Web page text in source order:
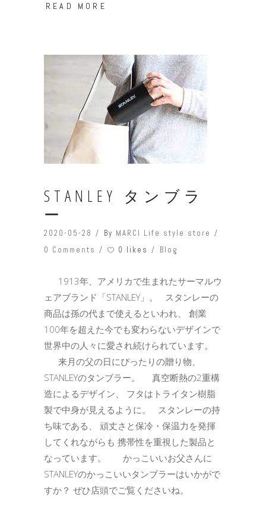
READ MORE
STANLEY タンブラ
ー
2020-05-28 By MARCI Life style store
0 Comments
0 likes Blog
1913年、アメリカで生まれたサーマルウ
ェアブランド「STANLEY」。 スタンレーの
商品は孫の代まで使えるといわれ、 創業
100年を超えた今でも変わらないデザインで
世界中の人々に愛され続けられています。
来月の父の日にぴったりの贈り物、
STANLEYのタンブラー。 真空断熱の2重構
造によるデザイン、 フタはトライタン樹脂
製で中身が見えるように。 スタンレーの持
ち味である、 頑丈さと保冷・保温力を発揮
してくれながらも 携帯性を重視した製品と
なっています。 かっこいいお父さんに
STANLEYのかっこいいタンブラーはいかがで
すか？ ぜひ店頭でご覧くださいね。